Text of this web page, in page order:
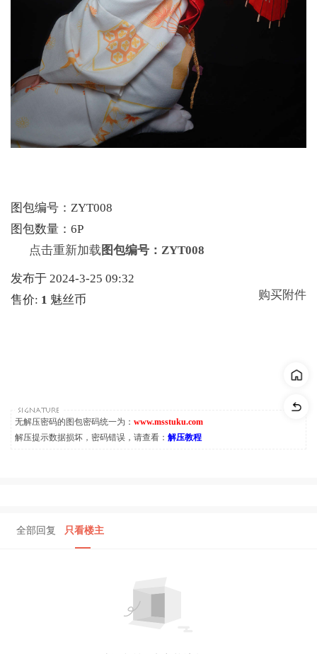
图包编号：ZYT008
图包数量：6P
点击重新加载 图包编号：ZYT008
发布于 2024-3-25 09:32
售价: 1 魅丝币 购买附件
无解压密码的图包密码统一为： www.msstuku.com
解压提示数据损坏，密码错误，请查看： 解压教程
全部回复 只看楼主